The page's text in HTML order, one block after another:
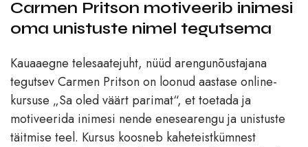
Carmen Pritson motiveerib inimesi
oma unistuste nimel tegutsema
Kauaaegne telesaatejuht, nüüd arengunõustajana
tegutsev Carmen Pritson on loonud aastase online-
kursuse „Sa oled väärt parimat“, et toetada ja
motiveerida inimesi nende enesearengu ja unistuste
täitmise teel. Kursus koosneb kaheteistkümnest